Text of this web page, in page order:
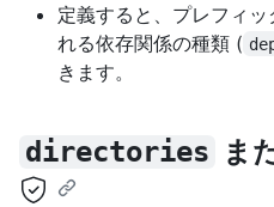
定義すると、プレフィ
れる依存関係の種類 (
きます。
directories ま